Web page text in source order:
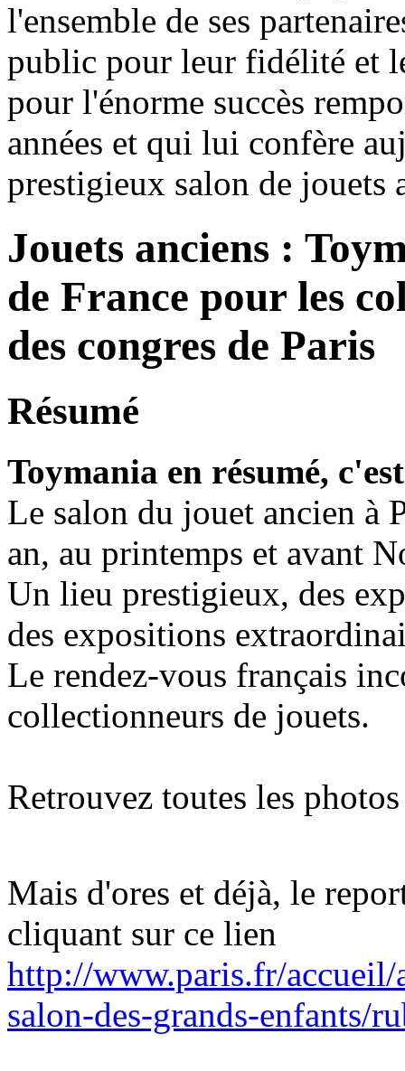
l'ensemble de ses
public pour leur fidélité et
pour l'énorme succès
années et qui lui confère
prestigieux salon de jouets
Jouets anciens :
de France pour les
des congres de Paris
Résumé
Toymania en résumé,
Le salon du jouet ancien à
an, au printemps et avant
Un lieu prestigieux, des
des expositions
Le rendez-vous français
collectionneurs de jouets.
Retrouvez toutes les
Mais d'ores et déjà, le
cliquant sur ce lien
http://www.paris.fr/
salon-des-grands-enfants/